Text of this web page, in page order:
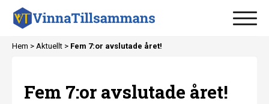
Hem > Aktuellt > Fem 7:or avslutade året!
Fem 7:or avslutade året!